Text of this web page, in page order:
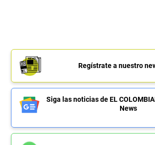
Regístrate a nuestro
Siga las noticias de EL
News